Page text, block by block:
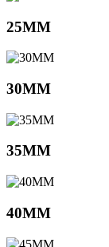
25MM
30MM
35MM
40MM